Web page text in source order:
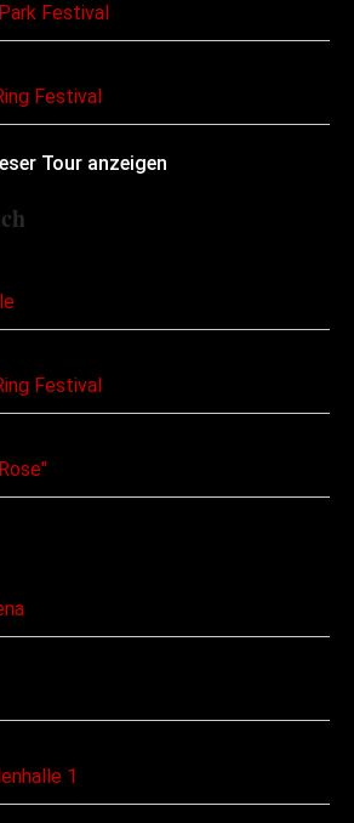
Festival
Festival
Tour anzeigen
Festival
1